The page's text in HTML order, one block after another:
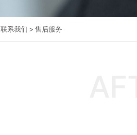
联系我们 > 售后服务